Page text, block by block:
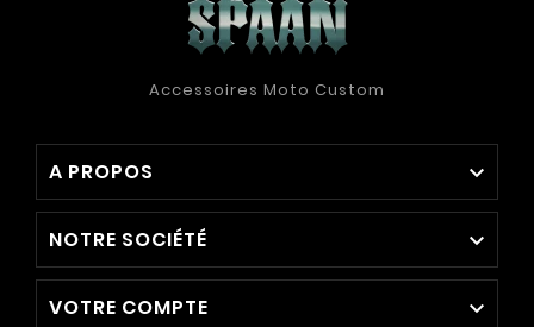
Accessoires Moto Custom
A PROPOS 
NOTRE SOCIÉTÉ 
VOTRE COMPTE 